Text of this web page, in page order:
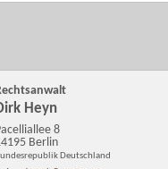
Heyn
8
Berlin
Deutschland